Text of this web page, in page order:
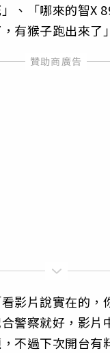
、「哪來的智X
有猴子跑出來了
影片說實在的，
警察就好，影片
不過下次開台有